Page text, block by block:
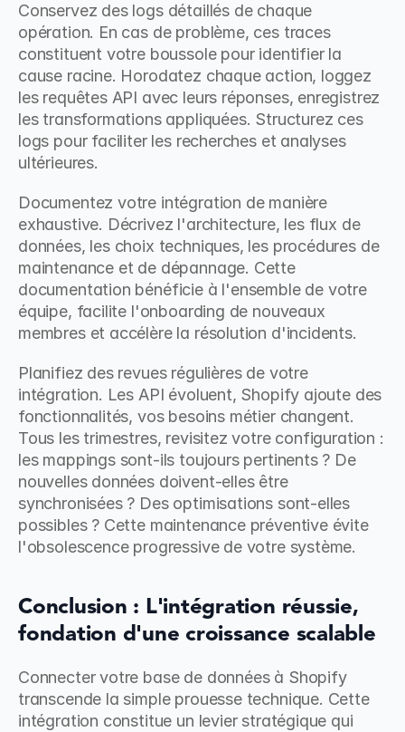
Conservez des logs détaillés de chaque
opération. En cas de problème, ces traces
constituent votre boussole pour identifier la
cause racine. Horodatez chaque action, loggez
les requêtes API avec leurs réponses, enregistrez
les transformations appliquées. Structurez ces
logs pour faciliter les recherches et analyses
ultérieures.
Documentez votre intégration de manière
exhaustive. Décrivez l'architecture, les flux de
données, les choix techniques, les procédures de
maintenance et de dépannage. Cette
documentation bénéficie à l'ensemble de votre
équipe, facilite l'onboarding de nouveaux
membres et accélère la résolution d'incidents.
Planifiez des revues régulières de votre
intégration. Les API évoluent, Shopify ajoute des
fonctionnalités, vos besoins métier changent.
Tous les trimestres, revisitez votre configuration :
les mappings sont-ils toujours pertinents ? De
nouvelles données doivent-elles être
synchronisées ? Des optimisations sont-elles
possibles ? Cette maintenance préventive évite
l'obsolescence progressive de votre système.
Conclusion : L'intégration réussie,
fondation d'une croissance scalable
Connecter votre base de données à Shopify
transcende la simple prouesse technique. Cette
intégration constitue un levier stratégique qui